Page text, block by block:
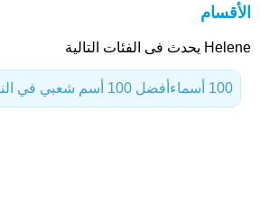
الأقسام
Helene يحدث فى الفئات التالية
أفضل 100 أسم شعبي في النرويجية 100 أسماء